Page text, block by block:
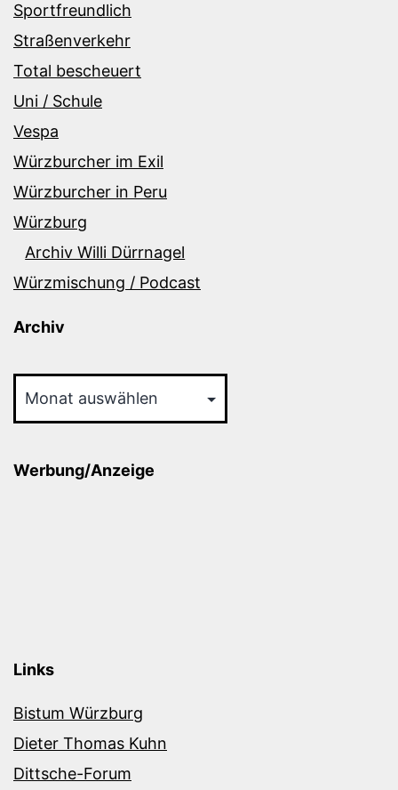
Sportfreundlich
Straßenverkehr
Total bescheuert
Uni / Schule
Vespa
Würzburcher im Exil
Würzburcher in Peru
Würzburg
Archiv Willi Dürrnagel
Würzmischung / Podcast
Archiv
Werbung/Anzeige
Links
Bistum Würzburg
Dieter Thomas Kuhn
Dittsche-Forum